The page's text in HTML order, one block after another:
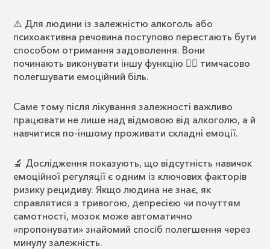
⚠️ Для людини із залежністю алкоголь або
психоактивна речовина поступово перестають бути
способом отримання задоволення. Вони
починають виконувати іншу функцію 👉🏻 тимчасово
полегшувати емоційний біль.
Саме тому після лікування залежності важливо
працювати не лише над відмовою від алкоголю, а й
навчитися по-іншому проживати складні емоції.
🔬 Дослідження показують, що відсутність навичок
емоційної регуляції є одним із ключових факторів
ризику рецидиву. Якщо людина не знає, як
справлятися з тривогою, депресією чи почуттям
самотності, мозок може автоматично
«пропонувати» знайомий спосіб полегшення через
минулу залежність.